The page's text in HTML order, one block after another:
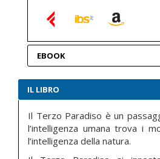
EBOOK
IL LIBRO
Il Terzo Paradiso è un
l’intelligenza umana trova i
l’intelligenza della natura.